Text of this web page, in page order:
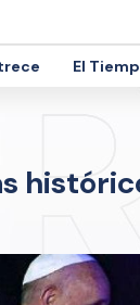
El